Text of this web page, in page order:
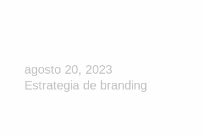
agosto 20, 2023
Estrategia de branding